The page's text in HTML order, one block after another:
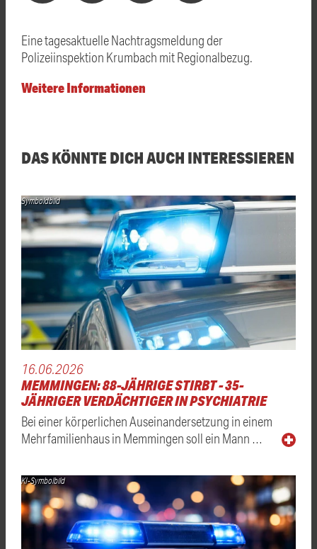
Eine tagesaktuelle Nachtragsmeldung der
Polizeiinspektion Krumbach mit Regionalbezug.
Weitere Informationen
DAS KÖNNTE DICH AUCH INTERESSIEREN
Symboldbild
16.06.2026
MEMMINGEN: 88-JÄHRIGE STIRBT - 35-
JÄHRIGER VERDÄCHTIGER IN PSYCHIATRIE
Bei einer körperlichen Auseinandersetzung in einem
Mehrfamilienhaus in Memmingen soll ein Mann …
KI-Symbolbild